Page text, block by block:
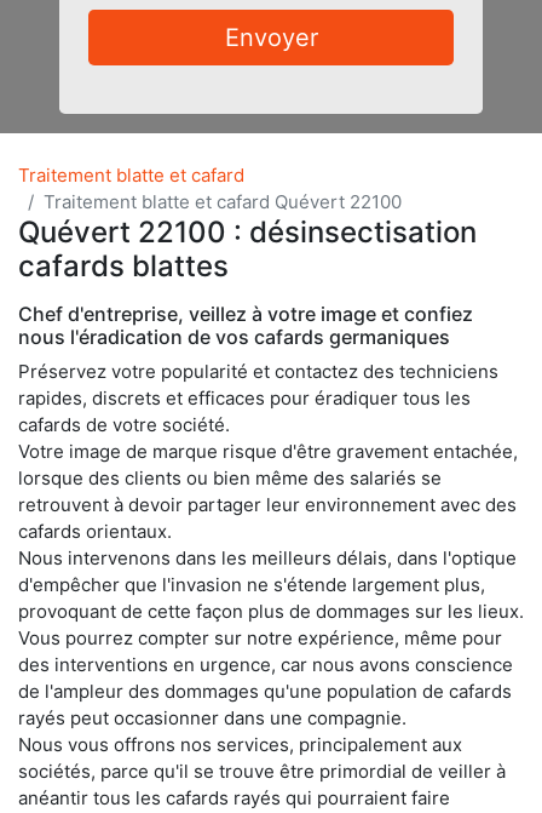
Envoyer
Traitement blatte et cafard
Traitement blatte et cafard Quévert 22100
Quévert 22100 : désinsectisation
cafards blattes
Chef d'entreprise, veillez à votre image et confiez
nous l'éradication de vos cafards germaniques
Préservez votre popularité et contactez des techniciens
rapides, discrets et efficaces pour éradiquer tous les
cafards de votre société.
Votre image de marque risque d'être gravement entachée,
lorsque des clients ou bien même des salariés se
retrouvent à devoir partager leur environnement avec des
cafards orientaux.
Nous intervenons dans les meilleurs délais, dans l'optique
d'empêcher que l'invasion ne s'étende largement plus,
provoquant de cette façon plus de dommages sur les lieux.
Vous pourrez compter sur notre expérience, même pour
des interventions en urgence, car nous avons conscience
de l'ampleur des dommages qu'une population de cafards
rayés peut occasionner dans une compagnie.
Nous vous offrons nos services, principalement aux
sociétés, parce qu'il se trouve être primordial de veiller à
anéantir tous les cafards rayés qui pourraient faire